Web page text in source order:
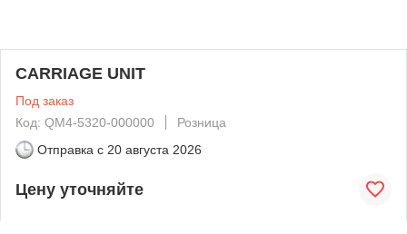
CARRIAGE UNIT
Под заказ
Код: QM4-5320-000000
Розница
Отправка с 20 августа 2026
Цену уточняйте